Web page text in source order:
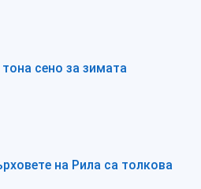
сено за зимата
на Рила са толкова